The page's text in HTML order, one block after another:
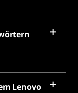
Lenovo